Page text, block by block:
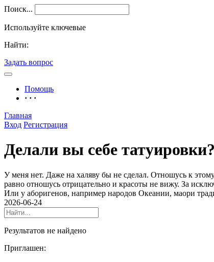
Поиск...
Используйте ключевые
Найти:
Задать вопрос
Помощь
· · ·
Главная
Вход Регистрация
Делали вы себе
У меня нет. Даже на халяву бы не сделал. Отношусь к
равно отношусь отрицательно и красоты не вижу. За
Или у аборигенов, например народов Океании, маори
2026-06-24
Результатов не найдено
Приглашен: